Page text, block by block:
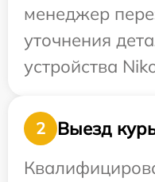
менеджер
уточнения
устройства
2
Выезд